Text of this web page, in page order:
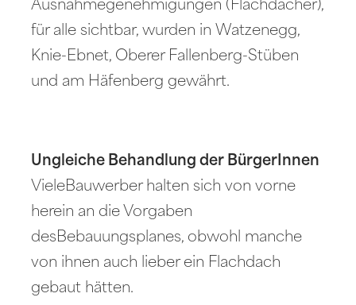
Ausnahmegenehmigungen (Flachdächer),
für alle sichtbar, wurden in Watzenegg,
Knie-Ebnet, Oberer Fallenberg-Stüben
und am Häfenberg gewährt.
Ungleiche Behandlung der BürgerInnen
VieleBauwerber halten sich von vorne
herein an die Vorgaben
desBebauungsplanes, obwohl manche
von ihnen auch lieber ein Flachdach
gebaut hätten.